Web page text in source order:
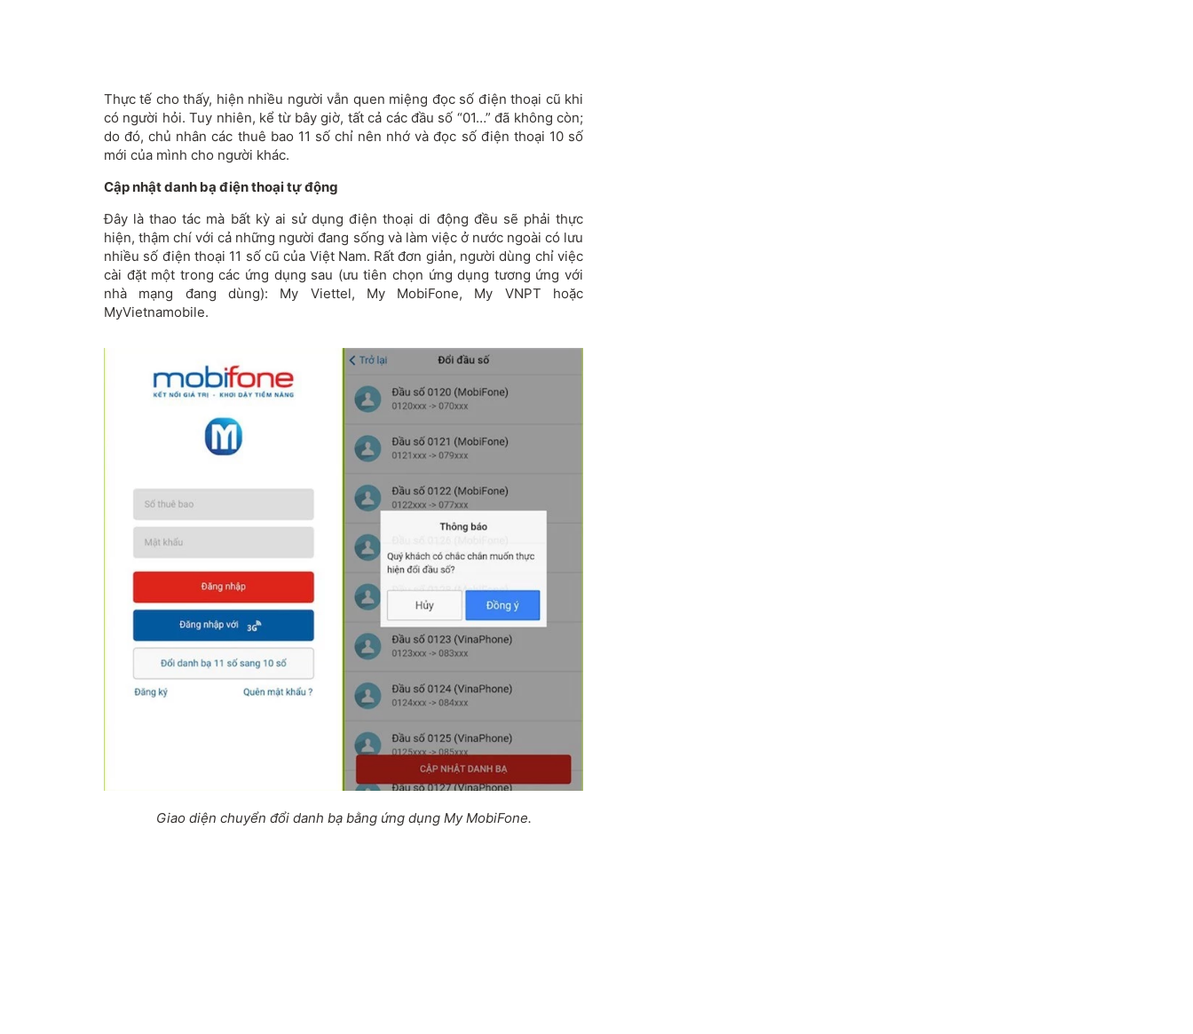
Thực tế cho thấy, hiện nhiều người vẫn quen miệng đọc số điện thoại cũ khi
có người hỏi. Tuy nhiên, kể từ bây giờ, tất cả các đầu số “01…” đã không còn;
do đó, chủ nhân các thuê bao 11 số chỉ nên nhớ và đọc số điện thoại 10 số
mới của mình cho người khác.
Cập nhật danh bạ điện thoại tự động
Đây là thao tác mà bất kỳ ai sử dụng điện thoại di động đều sẽ phải thực
hiện, thậm chí với cả những người đang sống và làm việc ở nước ngoài có lưu
nhiều số điện thoại 11 số cũ của Việt Nam. Rất đơn giản, người dùng chỉ việc
cài đặt một trong các ứng dụng sau (ưu tiên chọn ứng dụng tương ứng với
nhà mạng đang dùng): My Viettel, My MobiFone, My VNPT hoặc
MyVietnamobile.
Giao diện chuyển đổi danh bạ bằng ứng dụng My MobiFone.